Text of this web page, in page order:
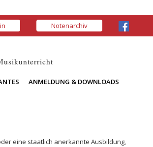
Notenarchiv
ANMELDUNG & DOWNLOADS
eine staatlich anerkannte Ausbildung,